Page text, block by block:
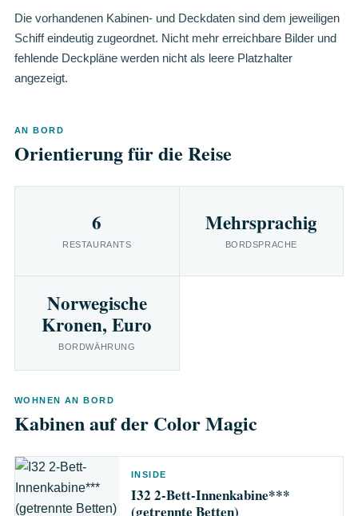
Die vorhandenen Kabinen- und Deckdaten sind dem jeweiligen
Schiff eindeutig zugeordnet. Nicht mehr erreichbare Bilder und
fehlende Deckpläne werden nicht als leere Platzhalter
angezeigt.
AN BORD
Orientierung für die Reise
6
RESTAURANTS
Mehrsprachig
BORDSPRACHE
Norwegische
Kronen, Euro
BORDWÄHRUNG
WOHNEN AN BORD
Kabinen auf der Color Magic
INSIDE
I32 2-Bett-Innenkabine***
(getrennte Betten)